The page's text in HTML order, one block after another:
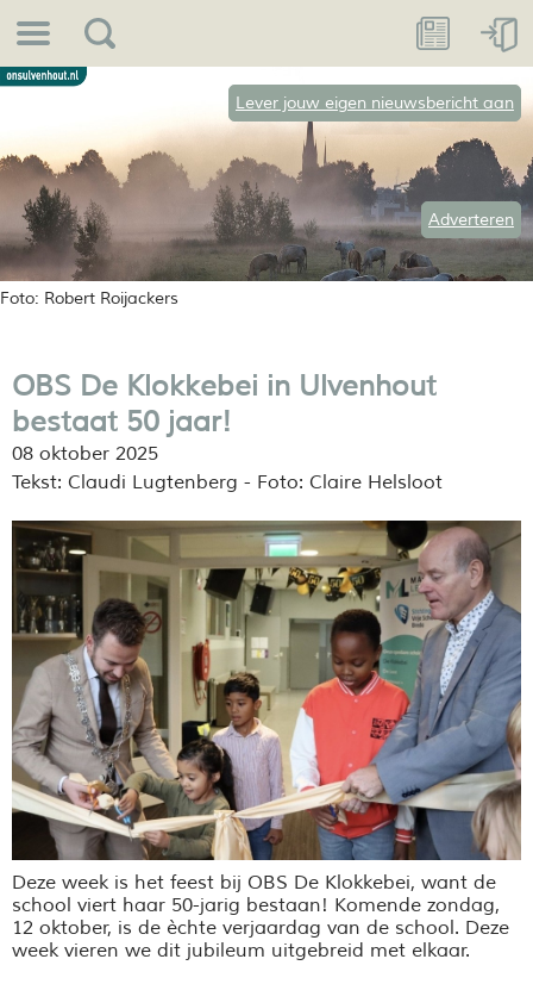
Foto: Robert Roijackers
Lever jouw eigen nieuwsbericht aan
Adverteren
OBS De Klokkebei in Ulvenhout
bestaat 50 jaar!
08 oktober 2025
Tekst: Claudi Lugtenberg - Foto: Claire Helsloot
Deze week is het feest bij OBS De Klokkebei, want de
school viert haar 50-jarig bestaan! Komende zondag,
12 oktober, is de èchte verjaardag van de school. Deze
week vieren we dit jubileum uitgebreid met elkaar.